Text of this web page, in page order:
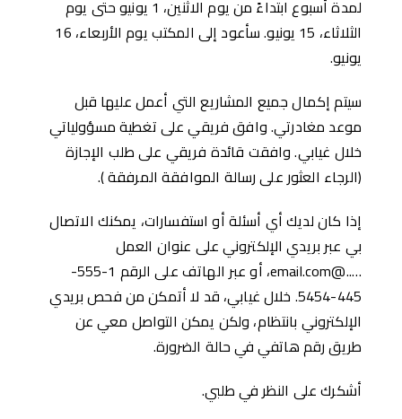
لمدة أسبوع ابتداءً من يوم الاثنين، 1 يونيو حتى يوم
الثلاثاء، 15 يونيو. سأعود إلى المكتب يوم الأربعاء، 16
يونيو.
سيتم إكمال جميع المشاريع التي أعمل عليها قبل
موعد مغادرتي. وافق فريقي على تغطية مسؤولياتي
خلال غيابي. وافقت قائدة فريقي على طلب الإجازة
(الرجاء العثور على رسالة الموافقة المرفقة ).
إذا كان لديك أي أسئلة أو استفسارات، يمكنك الاتصال
بي عبر بريدي الإلكتروني على عنوان العمل
…..@email.com، أو عبر الهاتف على الرقم 1-555-
445-5454. خلال غيابي، قد لا أتمكن من فحص بريدي
الإلكتروني بانتظام، ولكن يمكن التواصل معي عن
طريق رقم هاتفي في حالة الضرورة.
أشكرك على النظر في طلبي.